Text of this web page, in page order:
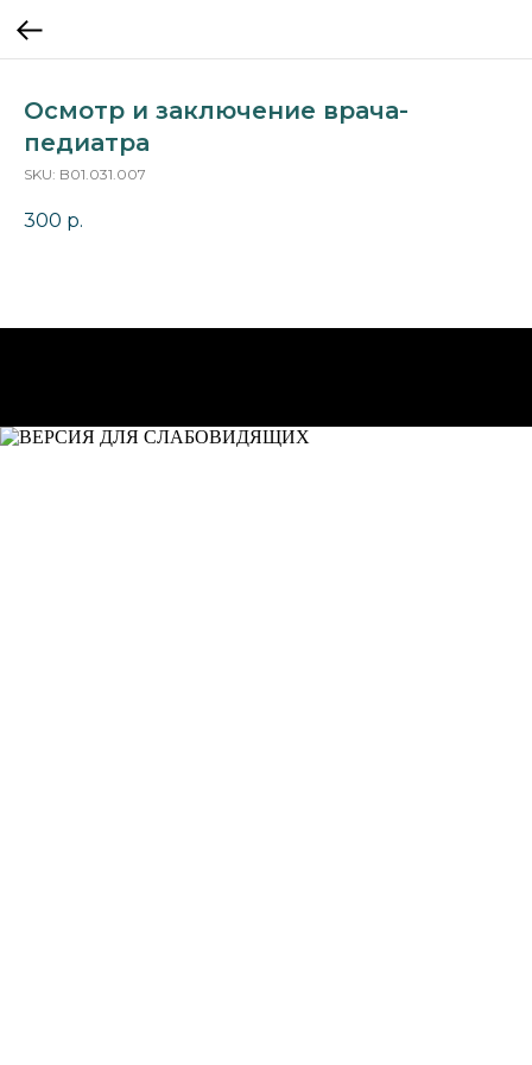
Осмотр и заключение врача-
педиатра
SKU: B01.031.007
300 р.